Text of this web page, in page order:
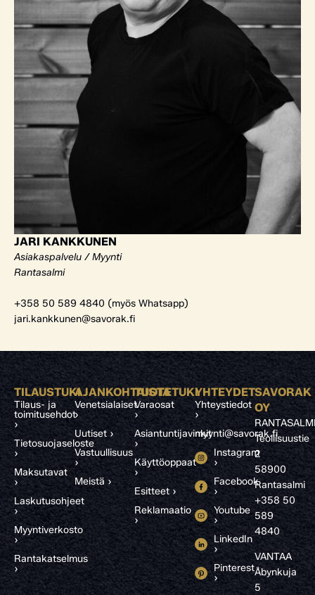
JARI KANKKUNEN
Asiakaspalvelu / Myynti
Rantasalmi
+358 50 589 4840 (myös Whatsapp)
jari.kankkunen@savorak.fi
TILAUSTUKI
Tilaus- ja
toimitusehdot
›
Tietosuojaseloste
›
Maksutavat
›
Laskutusohjeet
›
Myyntiverkosto
›
Rantakatselmus
›
AJANKOHTAISTA
Venetsialaiset
›
Uutiset ›
Vastuullisuus
›
Meistä ›
TUOTETUKI
Varaosat
›
Asiantuntijavinkit
›
Käyttöoppaat
›
Esitteet ›
Reklamaatio
›
YHTEYDET
Yhteystiedot
›
myynti@savorak.fi
Instagram
›
Facebook
›
Youtube
›
LinkedIn
›
Pinterest
›
SAVORAK
OY
Teollisuustie
2
58900
Rantasalmi
+358 50
589
4840
VANTAA
Åbynkuja
5